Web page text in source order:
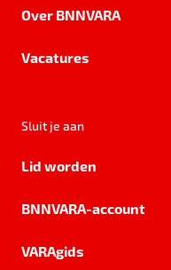
Over BNNVARA
Vacatures
Sluit je aan
Lid worden
BNNVARA-account
VARAgids